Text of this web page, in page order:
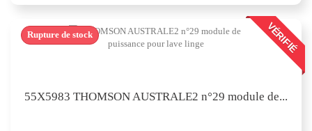
VÉRIFIÉ
55X5983 THOMSON AUSTRALE2 n°29 module de...
Rupture de stock